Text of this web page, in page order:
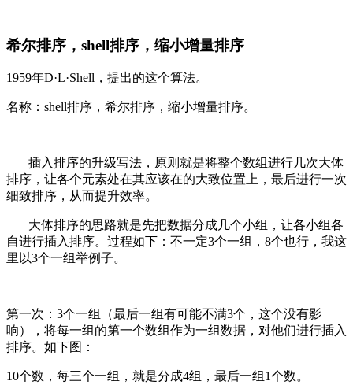
希尔排序，shell排序，缩小增量排序
1959年D·L·Shell，提出的这个算法。
名称：shell排序，希尔排序，缩小增量排序。
插入排序的升级写法，原则就是将整个数组进行几次大体
排序，让各个元素处在其应该在的大致位置上，最后进行一次
细致排序，从而提升效率。
大体排序的思路就是先把数据分成几个小组，让各小组各
自进行插入排序。过程如下：不一定3个一组，8个也行，我这
里以3个一组举例子。
第一次：3个一组（最后一组有可能不满3个，这个没有影
响），将每一组的第一个数组作为一组数据，对他们进行插入
排序。如下图：
10个数，每三个一组，就是分成4组，最后一组1个数。